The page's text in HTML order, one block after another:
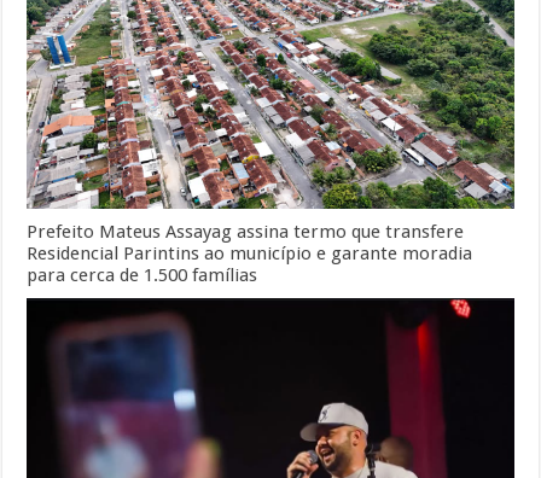
Prefeito Mateus Assayag assina termo que transfere
Residencial Parintins ao município e garante moradia
para cerca de 1.500 famílias